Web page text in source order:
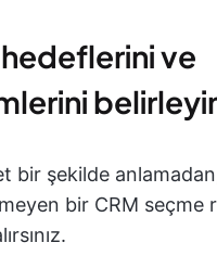
hedeflerini ve
bir şekilde
bir CRM seçme